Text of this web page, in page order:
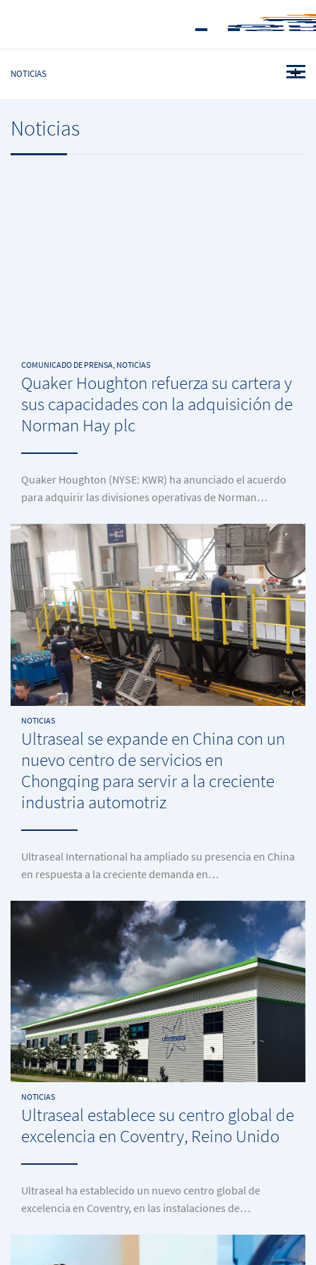
NOTICIAS
Noticias
COMUNICADO DE PRENSA, NOTICIAS
Quaker Houghton refuerza su cartera y
sus capacidades con la adquisición de
Norman Hay plc
Quaker Houghton (NYSE: KWR) ha anunciado el acuerdo
para adquirir las divisiones operativas de Norman…
NOTICIAS
Ultraseal se expande en China con un
nuevo centro de servicios en
Chongqing para servir a la creciente
industria automotriz
Ultraseal International ha ampliado su presencia en China
en respuesta a la creciente demanda en…
NOTICIAS
Ultraseal establece su centro global de
excelencia en Coventry, Reino Unido
Ultraseal ha establecido un nuevo centro global de
excelencia en Coventry, en las instalaciones de…